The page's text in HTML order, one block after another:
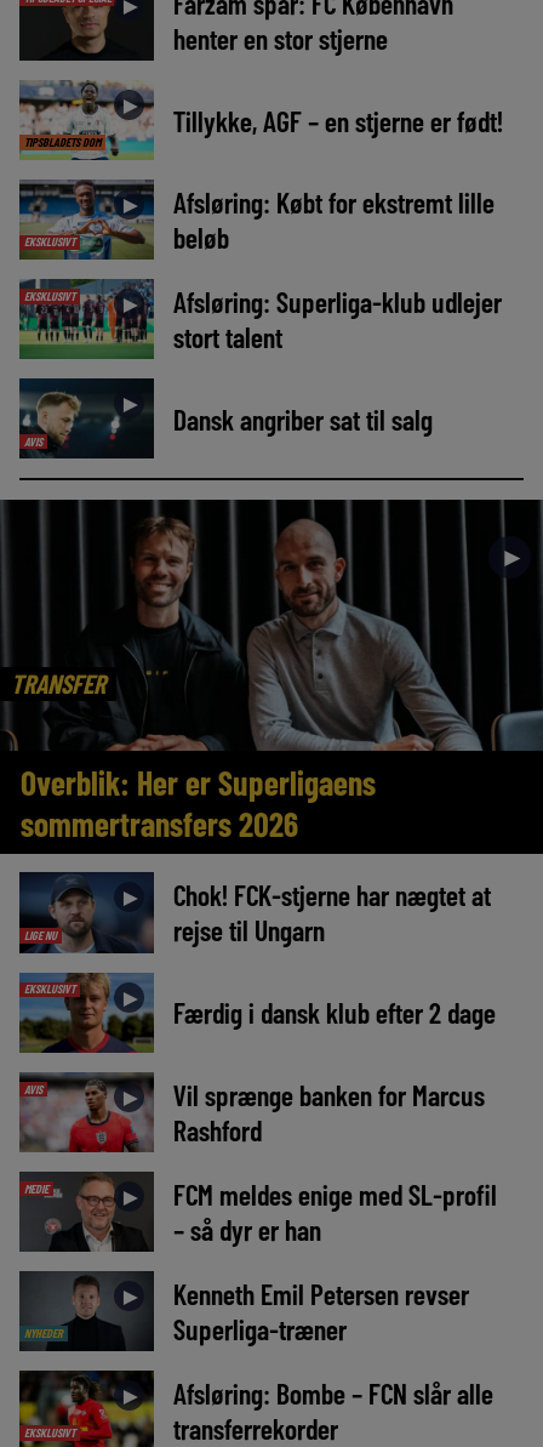
►
henter en stor stjerne
TIPSBLADETS DOM
► Tillykke, AGF – en stjerne er født!
EKSKLUSIVT
►
Afsløring: Købt for ekstremt lille
beløb
EKSKLUSIVT ►
Afsløring: Superliga-klub udlejer
stort talent
AVIS
► Dansk angriber sat til salg
TRANSFER
►
Overblik: Her er Superligaens
sommertransfers 2026
LIGE NU
►
Chok! FCK-stjerne har nægtet at
rejse til Ungarn
EKSKLUSIVT ► Færdig i dansk klub efter 2 dage
AVIS ►
Vil sprænge banken for Marcus
Rashford
MEDIE ►
FCM meldes enige med SL-profil
– så dyr er han
NYHEDER
►
Kenneth Emil Petersen revser
Superliga-træner
EKSKLUSIVT
►
Afsløring: Bombe – FCN slår alle
transferrekorder